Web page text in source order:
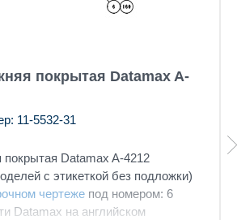
покрытая Datamax A-
11-5532-31
Datamax A-4212
с этикеткой без подложки)
чертеже под номером: 6
Datamax на английском